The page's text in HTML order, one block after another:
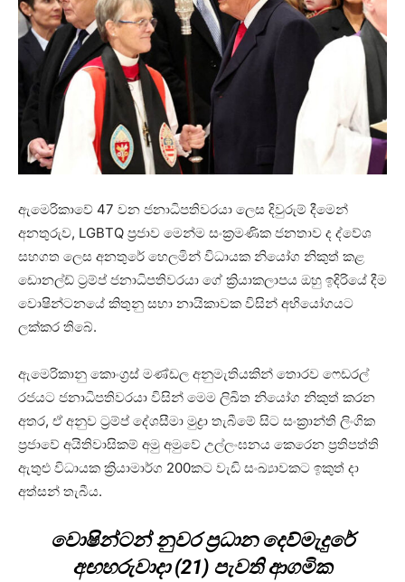
ඇමෙරිකාවේ 47 වන ජනාධිපතිවරයා ලෙස දිවුරුම් දීමෙන්
අනතුරුව, LGBTQ ප්‍රජාව මෙන්ම සංක්‍රමණික ජනතාව ද ද්වේශ
සහගත ලෙස අනතුරේ හෙලමින් විධායක නියෝග නිකුත් කළ
ඩොනල්ඩ් ට්‍රම්ප් ජනාධිපතිවරයා ගේ ක්‍රියාකලාපය ඔහු ඉදිරියේ දීම
වොෂින්ටනයේ කිතුනු සභා නායිකාවක විසින් අභියෝගයට
ලක්කර තිබේ.
ඇමෙරිකානු කොංග්‍රස් මණ්ඩල අනුමැතියකින් තොරව ෆෙඩරල්
රජයට ජනාධිපතිවරයා විසින් මෙම ලිඛිත නියෝග නිකුත් කරන
අතර, ඒ අනුව ට්‍රම්ප් දේශසීමා මුද්‍රා තැබීමේ සිට සංක්‍රාන්ති ලිංගික
ප්‍රජාවේ අයිතිවාසිකම් අමු අමුවේ උල්ලංඝනය කෙරෙන ප්‍රතිපත්ති
ඇතුළු විධායක ක්‍රියාමාර්ග 200කට වැඩි සංඛ්‍යාවකට ඉකුත් දා
අත්සන් තැබීය.
වොෂින්ටන් නුවර ප්‍රධාන දෙව්මැදුරේ
අඟහරුවාදා (21) පැවති ආගමික